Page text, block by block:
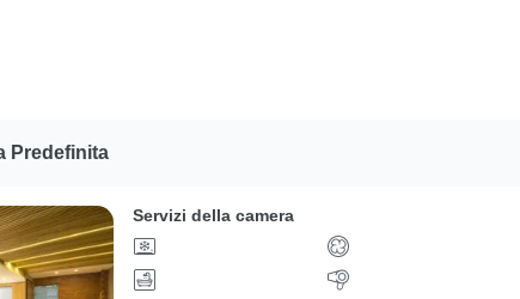
Predefinita
Servizi della camera